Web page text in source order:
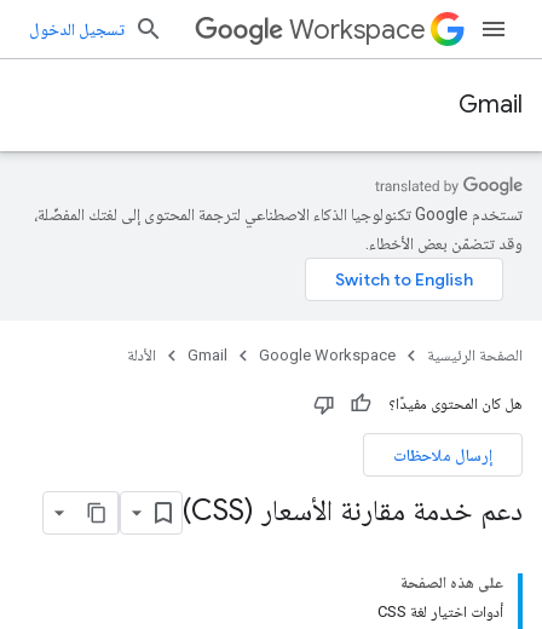
Workspace تسجيل الدخول
Gmail
تستخدم Google تكنولوجيا الذكاء الاصطناعي لترجمة المحتوى إلى لغتك المفضّلة،
وقد تتضمّن بعض الأخطاء.
الصفحة الرئيسية Google Workspace
Gmail الأدلة
هل كان المحتوى مفيدًا؟
إرسال ملاحظات
دعم خدمة مقارنة الأسعار (CSS)
على هذه الصفحة
أدوات اختيار لغة CSS